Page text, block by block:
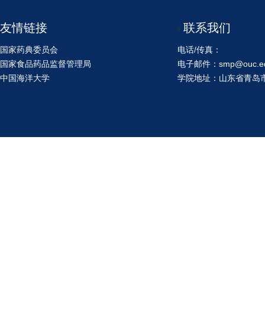
友情链接
国家药典委员会
国家食品药品监督管理局
中国海洋大学
> 联系我们
电话/传真：
电子邮件：
学院地址：山东省青岛